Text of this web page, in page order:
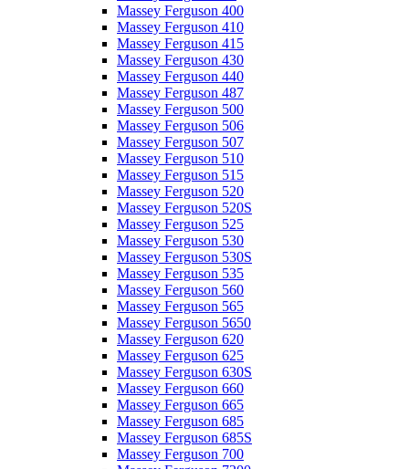
Massey Ferguson 400
Massey Ferguson 410
Massey Ferguson 415
Massey Ferguson 430
Massey Ferguson 440
Massey Ferguson 487
Massey Ferguson 500
Massey Ferguson 506
Massey Ferguson 507
Massey Ferguson 510
Massey Ferguson 515
Massey Ferguson 520
Massey Ferguson 520S
Massey Ferguson 525
Massey Ferguson 530
Massey Ferguson 530S
Massey Ferguson 535
Massey Ferguson 560
Massey Ferguson 565
Massey Ferguson 5650
Massey Ferguson 620
Massey Ferguson 625
Massey Ferguson 630S
Massey Ferguson 660
Massey Ferguson 665
Massey Ferguson 685
Massey Ferguson 685S
Massey Ferguson 700